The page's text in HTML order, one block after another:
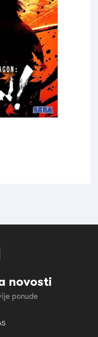
novosti
ponude